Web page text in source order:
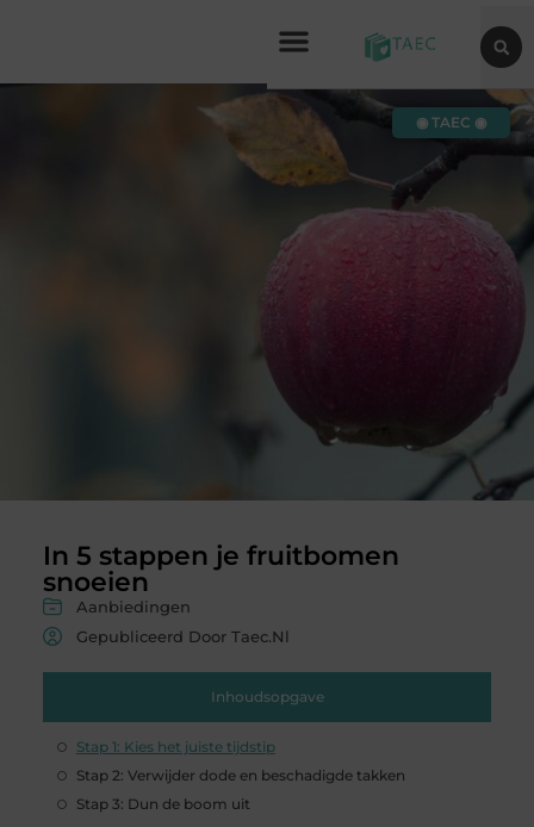
In 5 stappen je fruitbomen
snoeien
Aanbiedingen
Gepubliceerd Door Taec.nl
Inhoudsopgave
Stap 1: Kies het juiste tijdstip
Stap 2: Verwijder dode en beschadigde takken
Stap 3: Dun de boom uit
◉ TAEC ◉